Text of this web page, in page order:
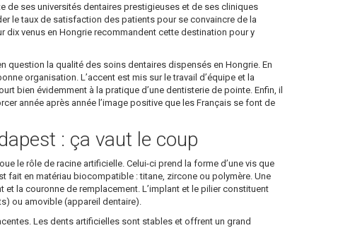
de ses universités dentaires prestigieuses et de ses cliniques
le taux de satisfaction des patients pour se convaincre de la
dix venus en Hongrie recommandent cette destination pour y
question la qualité des soins dentaires dispensés en Hongrie. En
organisation. L’accent est mis sur le travail d’équipe et la
bien évidemment à la pratique d’une dentisterie de pointe. Enfin, il
année après année l’image positive que les Français se font de
: ça vaut le coup
le rôle de racine artificielle. Celui-ci prend la forme d’une vis que
fait en matériau biocompatible : titane, zircone ou polymère. Une
et la couronne de remplacement. L’implant et le pilier constituent
ou amovible (appareil dentaire).
Les dents artificielles sont stables et offrent un grand